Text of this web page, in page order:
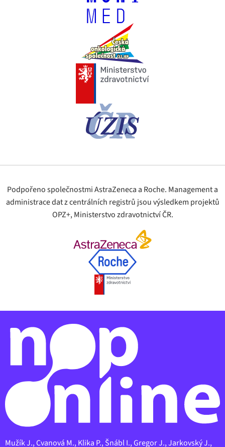
Podpořeno společnostmi AstraZeneca a Roche. Management a
administrace dat z centrálních registrů jsou výsledkem projektů
OPZ+, Ministerstvo zdravotnictví ČR.
Mužík J., Cvanová M., Klika P., Šnábl I., Gregor J., Jarkovský J.,